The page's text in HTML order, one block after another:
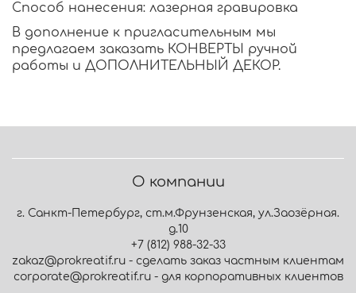
Способ нанесения: лазерная гравировка
В дополнение к пригласительным мы
предлагаем заказать КОНВЕРТЫ ручной
работы и ДОПОЛНИТЕЛЬНЫЙ ДЕКОР.
О компании
г. Санкт-Петербург, ст.м.Фрунзенская, ул.Заозёрная.
д.10
+7 (812) 988-32-33
zakaz@prokreatif.ru - сделать заказ частным клиентам
corporate@prokreatif.ru - для корпоративных клиентов